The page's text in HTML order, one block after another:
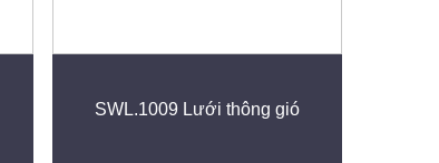
SWL.1009 Lưới thông gió